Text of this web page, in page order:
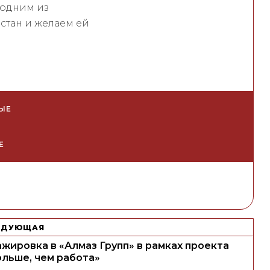
из
и желаем ей
в «Алмаз Групп» в рамках проекта
чем работа»